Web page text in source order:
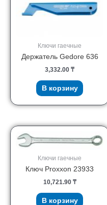
Ключи гаечные
Держатель Gedore 636
3,332.00 ₸
В корзину
Ключи гаечные
Ключ Proxxon 23933
10,721.90 ₸
В корзину